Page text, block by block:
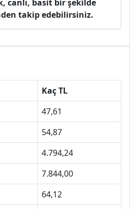
canlı, basit bir şekilde
takip edebilirsiniz.
Kaç TL
47,61
54,87
4.794,24
7.844,00
64,12